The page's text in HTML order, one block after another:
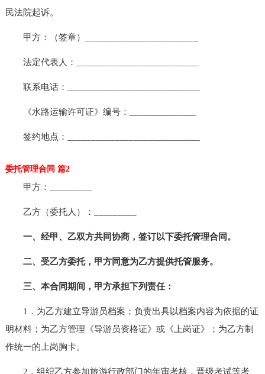
民法院起诉。
甲方：（签章）________________________
法定代表人：__________________________
联系电话：____________________________
《水路运输许可证》编号：______________
签约地点：____________________________
委托管理合同 篇2
甲方：_________
乙方（委托人）：_________
一、经甲、乙双方共同协商，签订以下委托管理合同。
二、受乙方委托，甲方同意为乙方提供托管服务。
三、本合同期间，甲方承担下列责任：
1．为乙方建立导游员档案；负责出具以档案内容为依据的证
明材料；为乙方管理《导游员资格证》或《上岗证》；为乙方制
作统一的上岗胸卡。
2．组织乙方参加旅游行政部门的年审考核，晋级考试等考